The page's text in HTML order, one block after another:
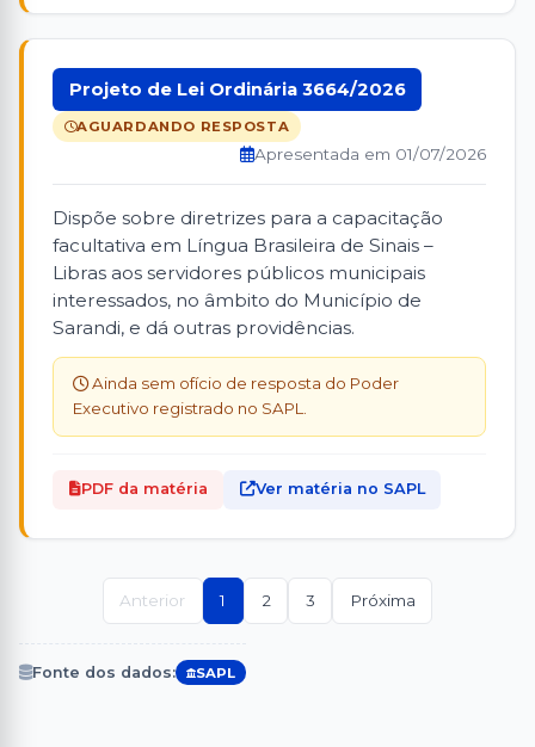
Projeto de Lei Ordinária 3664/2026
AGUARDANDO RESPOSTA
Apresentada em 01/07/2026
Dispõe sobre diretrizes para a capacitação
facultativa em Língua Brasileira de Sinais –
Libras aos servidores públicos municipais
interessados, no âmbito do Município de
Sarandi, e dá outras providências.
Ainda sem ofício de resposta do Poder
Executivo registrado no SAPL.
PDF da matéria Ver matéria no SAPL
Anterior 1 2 3 Próxima
Fonte dos dados: SAPL